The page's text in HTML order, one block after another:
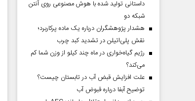
داستانی تولید شده با هوش مصنوعی روی آنتن
شبکه دو
هشدار پژوهشگران درباره یک ماده پرکاربرد؛
نقش پلی‌اتیلن در تشدید کبد چرب
رژیم گیاه‌خواری در ماه چند کیلو از وزن شما کم
می‌کند؟
علت افزایش قبض آب در تابستان چیست؟
توضیح آبفا درباره قبوض آب